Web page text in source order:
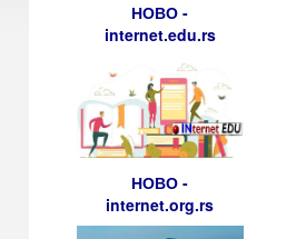
НОВО -
internet.edu.rs
НОВО -
internet.org.rs